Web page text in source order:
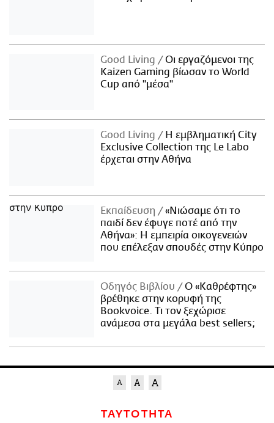
Good Living
Οι εργαζόμενοι της
Kaizen Gaming βίωσαν το World
Cup από "μέσα"
Good Living
Η εμβληματική City
Exclusive Collection της Le Labo
έρχεται στην Αθήνα
Εκπαίδευση
«Νιώσαμε ότι το
παιδί δεν έφυγε ποτέ από την
Αθήνα»: Η εμπειρία οικογενειών
που επέλεξαν σπουδές στην Κύπρο
Οδηγός Βιβλίου
Ο «Καθρέφτης»
βρέθηκε στην κορυφή της
Bookvoice. Τι τον ξεχώρισε
ανάμεσα στα μεγάλα best sellers;
ΤΑΥΤΟΤΗΤΑ